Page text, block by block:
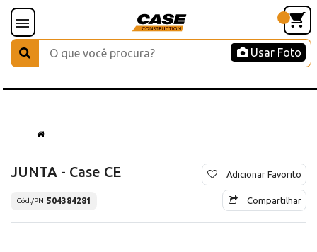
Usar Foto
JUNTA - Case CE
Cód./PN 504384281
Adicionar Favorito
Compartilhar